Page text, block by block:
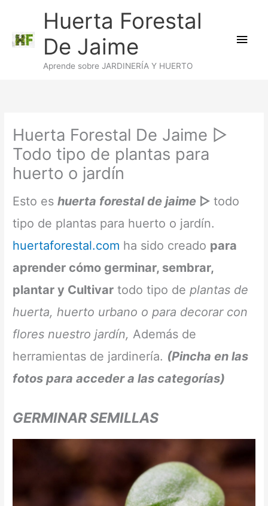
contenido
Huerta Forestal
De Jaime
Aprende sobre JARDINERÍA Y HUERTO
Huerta Forestal De Jaime ▷
Todo tipo de plantas para
huerto o jardín
Esto eshuerta forestal de jaime ▷ todo
tipo de plantas para huerto o jardín.
huertaforestal.com ha sido creado para
aprender cómo germinar, sembrar,
plantar y Cultivar todo tipo deplantas de
huerta, huerto urbano o para decorar con
flores nuestro jardín, Además de
herramientas de jardinería. (Pincha en las
fotos para acceder a lascategorías)
GERMINAR SEMILLAS